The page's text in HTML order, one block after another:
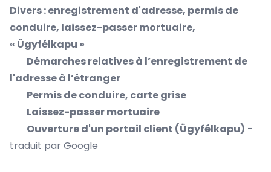
Divers : enregistrement d'adresse, permis de
conduire, laissez-passer mortuaire,
« Ügyfélkapu »
Démarches relatives à l’enregistrement de
l'adresse à l’étranger
Permis de conduire, carte grise
Laissez-passer mortuaire
Ouverture d'un portail client (Ügyfélkapu) -
traduit par Google